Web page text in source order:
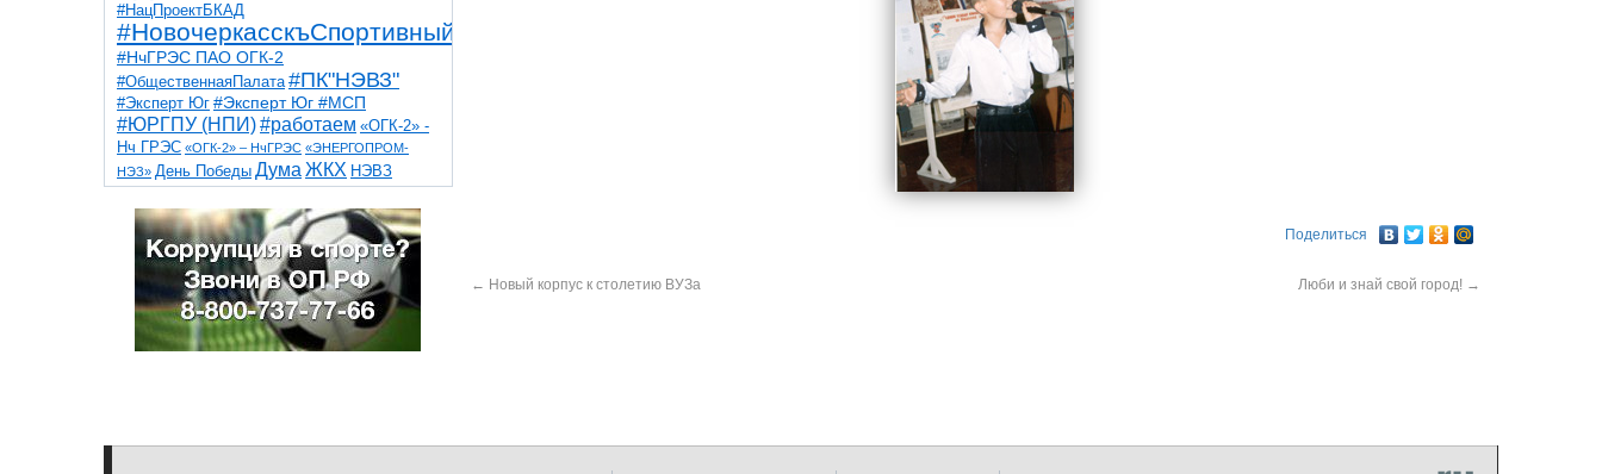
#НацПроектБКАД
#НовочеркасскъСпортивный
#НчГРЭС ПАО ОГК-2
#ОбщественнаяПалата #ПК"НЭВЗ"
#Эксперт Юг #Эксперт Юг #МСП
#ЮРГПУ (НПИ)#работаем «ОГК-2» -
Нч ГРЭС «ОГК-2» – НчГРЭС «ЭНЕРГОПРОМ-
НЭЗ» День Победы Дума ЖКХ НЭВЗ
НчГРЭС ТНТ
благоустройствоветераны выборы
детидороги казаки коррупция космос
общественная палата парк пожар роща
спорт театр транспорт художники
Поделиться
← Новый корпус к столетию ВУЗа Люби и знай свой город! →